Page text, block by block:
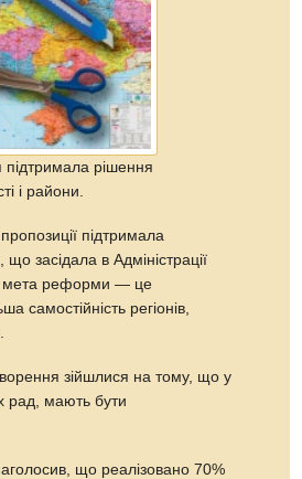
підтримала рішення
і райони.
підтримала
що засідала в Адміністрації
мета реформи — це
самостійність регіонів,
зійшлися на тому, що у
рад, мають бути
що реалізовано 70%